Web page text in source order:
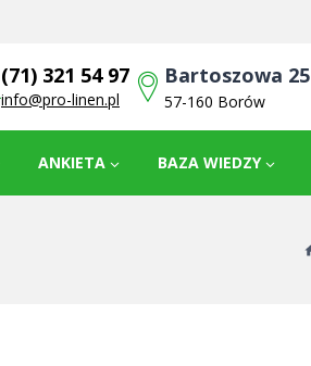
(71) 321 54 97
info@pro-linen.pl
Bartoszowa 25
57-160 Borów
ANKIETA BAZA WIEDZY